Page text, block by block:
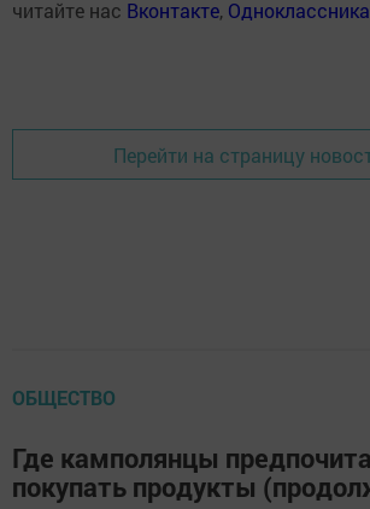
читайте нас Вконтакте,
Перейти на страницу
ОБЩЕСТВО
Где камполянцы
покупать продукты